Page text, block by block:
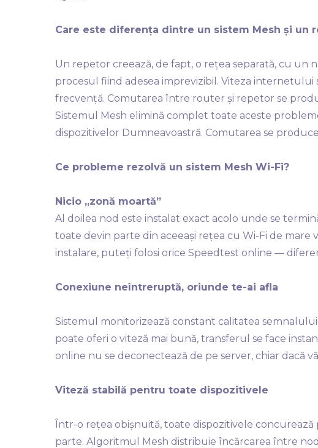
Care este diferența dintre un sistem Mesh și un
Un repetor creează, de fapt, o rețea separată, cu un
procesul fiind adesea imprevizibil. Viteza
frecvență. Comutarea între router și repetor se
Sistemul Mesh elimină complet toate aceste
dispozitivelor Dumneavoastră. Comutarea se
Ce probleme rezolvă un sistem Mesh Wi-Fi?
Nicio „zonă moartă”
Al doilea nod este instalat exact acolo unde se
toate devin parte din aceeași rețea cu Wi-Fi de
instalare, puteți folosi orice Speedtest online —
Conexiune neîntreruptă, oriunde te-ai afla
Sistemul monitorizează constant calitatea
poate oferi o viteză mai bună, transferul se face
online nu se deconectează de pe server, chiar dacă
Viteză stabilă pentru toate dispozitivele
Într-o rețea obișnuită, toate dispozitivele
parte. Algoritmul Mesh distribuie încărcarea între